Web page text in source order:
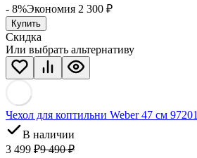
- 8%Экономия 2 300 ₽
Купить
Скидка
Или выбрать альтернативу
Чехол для коптильни Weber 47 см 97201
В наличии
3 499 ₽9 490 ₽